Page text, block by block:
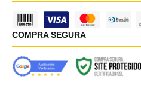
COMPRA SEGURA